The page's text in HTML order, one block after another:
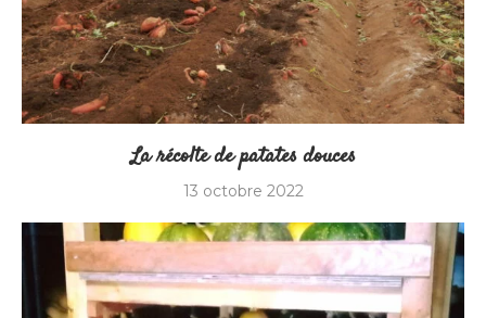
La récolte de patates douces
13 octobre 2022